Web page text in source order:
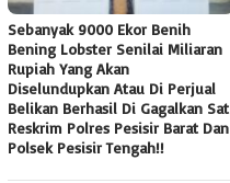
Sebanyak 9000 Ekor Benih
Bening Lobster Senilai Miliaran
Rupiah Yang Akan
Diselundupkan Atau Di Perjual
Belikan Berhasil Di Gagalkan Sat
Reskrim Polres Pesisir Barat Dan
Polsek Pesisir Tengah!!